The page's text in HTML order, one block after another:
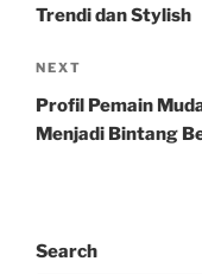
Trendi dan Stylish
Next
Post
NEXT
Profil Pemain
Menjadi Bintang
Search